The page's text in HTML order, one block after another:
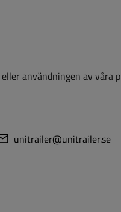
användningen av
unitrailer@unitrailer.se